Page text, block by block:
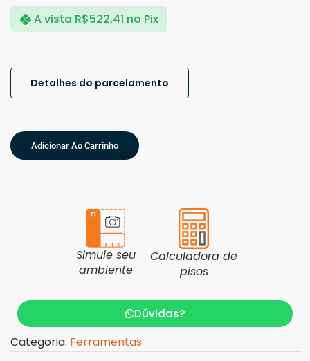
A vista R$522,41 no Pix
Detalhes do parcelamento
Adicionar Ao Carrinho
Simule seu
ambiente
Calculadora de
pisos
Dúvidas?
Categoria: Ferramentas